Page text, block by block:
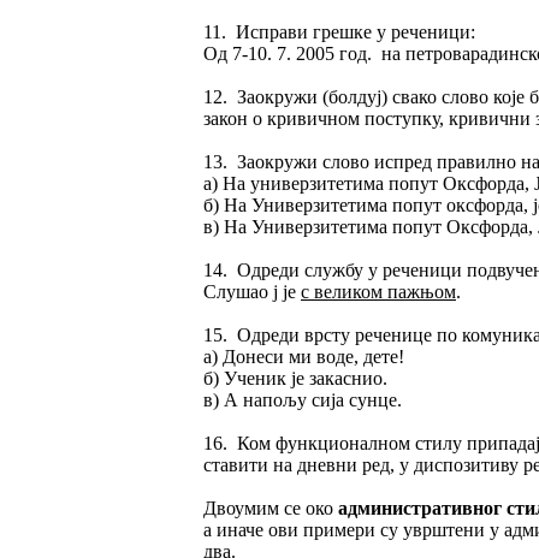
11. Исправи грешке у реченици:
Од 7-10. 7. 2005 год. на
12. Заокружи (болдуј) свако слово које
закон о кривичном поступку, кривични
13. Заокружи слово испред правилно
а) На универзитетима попут Оксфорда,
б) На Универзитетима попут оксфорда,
в) На Универзитетима попут Оксфорда,
14. Одреди службу у реченици
Слушао ј је с великом пажњом.
15. Одреди врсту реченице по
а) Донеси ми воде, дете!
б) Ученик је закаснио.
в) А напољу сија сунце.
16. Ком функционалном стилу
ставити на дневни ред, у диспозитиву
Двоумим се око административног
а иначе ови примери су уврштени у
два.